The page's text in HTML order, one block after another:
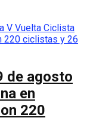
de agosto
en
220